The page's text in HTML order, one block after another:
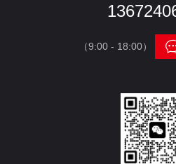
（9:00 - 18:00）